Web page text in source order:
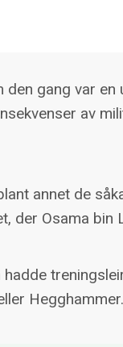
gang var
av
annet de
der Osama bin
Hegghammer.